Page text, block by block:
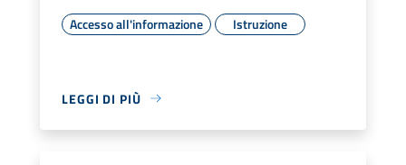
Accesso all'informazione Istruzione
LEGGI DI PIÙ